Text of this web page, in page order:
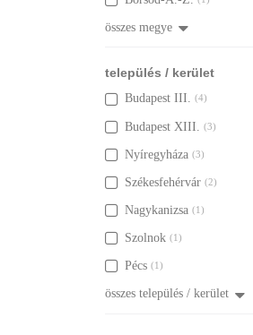
összes megye
település / kerület
Budapest III. (4)
Budapest XIII. (3)
Nyíregyháza (3)
Székesfehérvár (2)
Nagykanizsa (1)
Szolnok (1)
Pécs (1)
összes település / kerület